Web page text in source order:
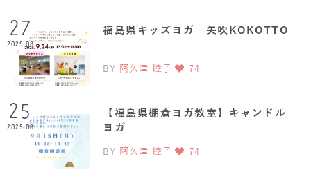
27
2025.08
福島県キッズヨガ 矢吹KOKOTTO
BY 阿久津 睦子 74
25
2025.08
【福島県棚倉ヨガ教室】キャンドル
ヨガ
BY 阿久津 睦子 74